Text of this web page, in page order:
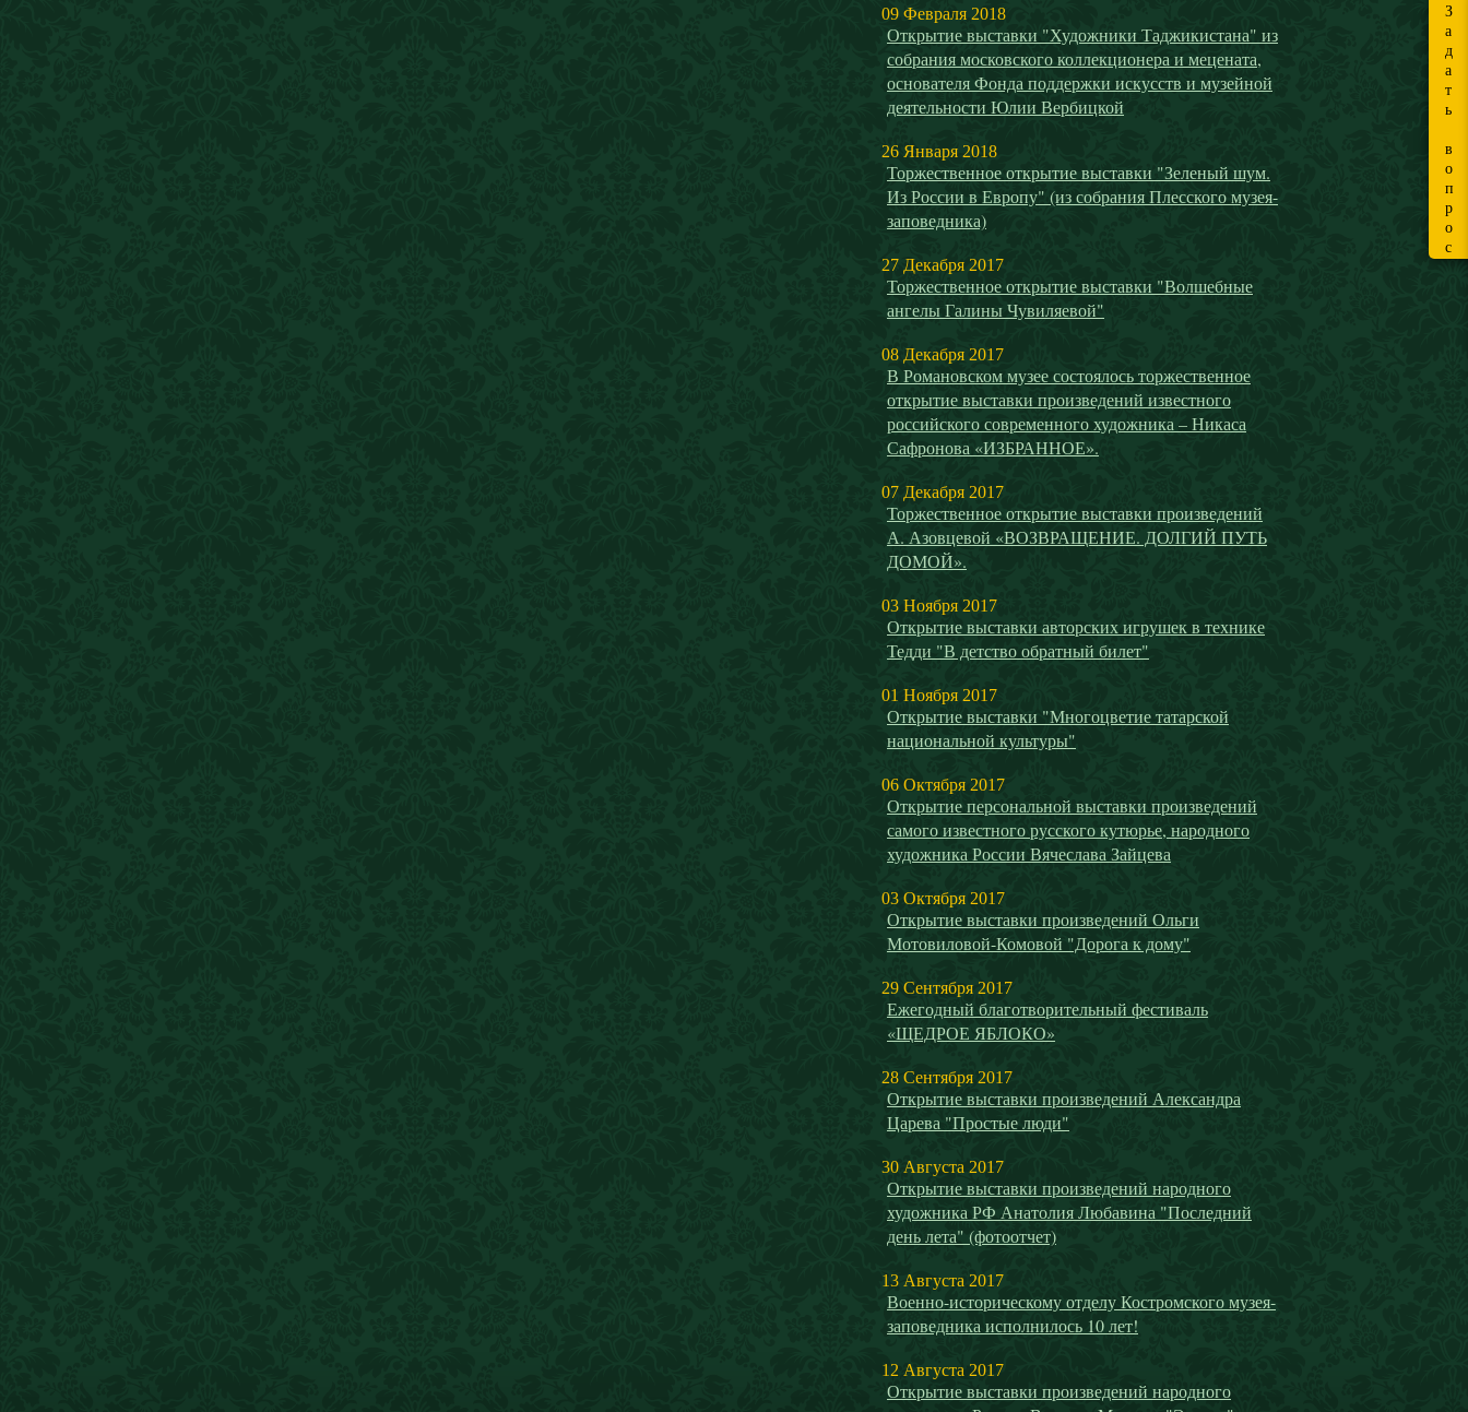
З
а
д
а
т
ь
в
о
п
р
о
с
09 Февраля 2018
Открытие выставки "Художники Таджикистана" из
собрания московского коллекционера и мецената,
основателя Фонда поддержки искусств и музейной
деятельности Юлии Вербицкой
26 Января 2018
Торжественное открытие выставки "Зеленый шум.
Из России в Европу" (из собрания Плесского музея-
заповедника)
27 Декабря 2017
Торжественное открытие выставки "Волшебные
ангелы Галины Чувиляевой"
08 Декабря 2017
В Романовском музее состоялось торжественное
открытие выставки произведений известного
российского современного художника – Никаса
Сафронова «ИЗБРАННОЕ».
07 Декабря 2017
Торжественное открытие выставки произведений
А. Азовцевой «ВОЗВРАЩЕНИЕ. ДОЛГИЙ ПУТЬ
ДОМОЙ».
03 Ноября 2017
Открытие выставки авторских игрушек в технике
Тедди "В детство обратный билет"
01 Ноября 2017
Открытие выставки "Многоцветие татарской
национальной культуры"
06 Октября 2017
Открытие персональной выставки произведений
самого известного русского кутюрье, народного
художника России Вячеслава Зайцева
03 Октября 2017
Открытие выставки произведений Ольги
Мотовиловой-Комовой "Дорога к дому"
29 Сентября 2017
Ежегодный благотворительный фестиваль
«ЩЕДРОЕ ЯБЛОКО»
28 Сентября 2017
Открытие выставки произведений Александра
Царева "Простые люди"
30 Августа 2017
Открытие выставки произведений народного
художника РФ Анатолия Любавина "Последний
день лета" (фотоотчет)
13 Августа 2017
Военно-историческому отделу Костромского музея-
заповедника исполнилось 10 лет!
12 Августа 2017
Открытие выставки произведений народного